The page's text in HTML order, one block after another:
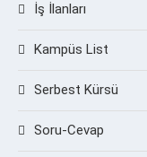
İş İlanları
Kampüs List
Serbest Kürsü
Soru-Cevap